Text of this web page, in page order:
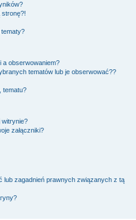
a obserwowaniem?
tematów lub je obserwować??
tematu?
witrynie?
załączniki?
zagadnień prawnych związanych z tą